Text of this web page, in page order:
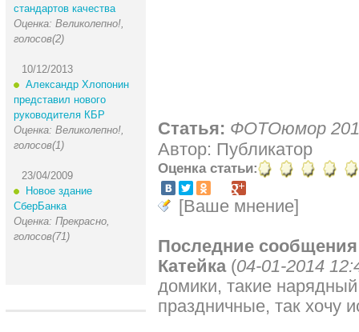
стандартов качества
Оценка: Великолепно!,
голосов(2)
10/12/2013
Александр Хлопонин
представил нового
руководителя КБР
Оценка: Великолепно!,
голосов(1)
23/04/2009
Новое здание
СберБанка
Оценка: Прекрасно,
голосов(71)
Статья: ФОТОюмор
Автор: Публикатор
Оценка статьи:
[Ваше мнение]
Последние сообщения
Катейка(04-01-2014
домики, такие
праздничные, так хочу